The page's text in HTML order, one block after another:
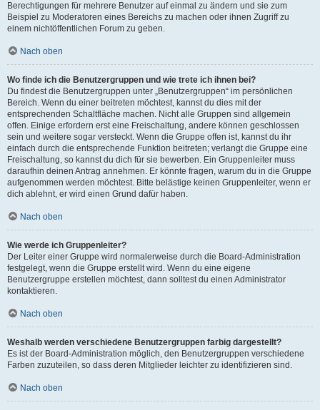
Berechtigungen für mehrere Benutzer auf einmal zu ändern und sie zum
Beispiel zu Moderatoren eines Bereichs zu machen oder ihnen Zugriff zu
einem nichtöffentlichen Forum zu geben.
Nach oben
Wo finde ich die Benutzergruppen und wie trete ich ihnen bei?
Du findest die Benutzergruppen unter „Benutzergruppen“ im persönlichen
Bereich. Wenn du einer beitreten möchtest, kannst du dies mit der
entsprechenden Schaltfläche machen. Nicht alle Gruppen sind allgemein
offen. Einige erfordern erst eine Freischaltung, andere können geschlossen
sein und weitere sogar versteckt. Wenn die Gruppe offen ist, kannst du ihr
einfach durch die entsprechende Funktion beitreten; verlangt die Gruppe eine
Freischaltung, so kannst du dich für sie bewerben. Ein Gruppenleiter muss
daraufhin deinen Antrag annehmen. Er könnte fragen, warum du in die Gruppe
aufgenommen werden möchtest. Bitte belästige keinen Gruppenleiter, wenn er
dich ablehnt, er wird einen Grund dafür haben.
Nach oben
Wie werde ich Gruppenleiter?
Der Leiter einer Gruppe wird normalerweise durch die Board-Administration
festgelegt, wenn die Gruppe erstellt wird. Wenn du eine eigene
Benutzergruppe erstellen möchtest, dann solltest du einen Administrator
kontaktieren.
Nach oben
Weshalb werden verschiedene Benutzergruppen farbig dargestellt?
Es ist der Board-Administration möglich, den Benutzergruppen verschiedene
Farben zuzuteilen, so dass deren Mitglieder leichter zu identifizieren sind.
Nach oben